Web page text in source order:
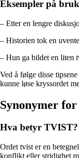
Eksempler på
– Etter en lengre
– Historien tok en
– Hun ga bildet en liten
Ved å følge disse
kunne løse kryssordet
Synonymer
Hva betyr TVIST?
Ordet tvist er en
konflikt eller stridighet